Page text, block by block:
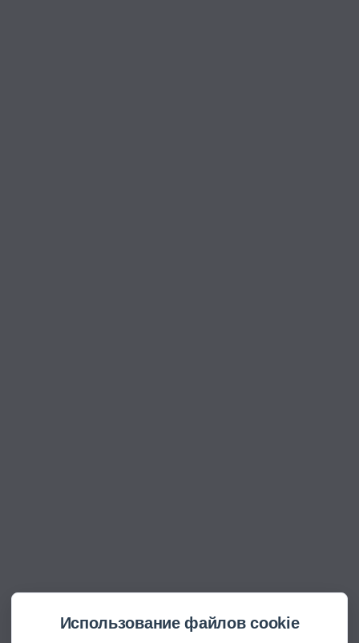
Использование файлов cookie